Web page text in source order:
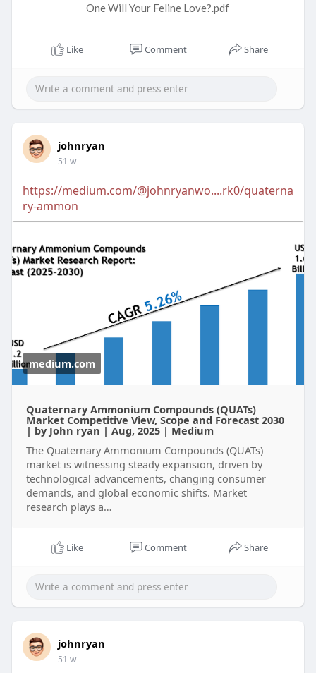
One Will Your Feline Love?.pdf
Like Comment Share
johnryan
51 w
https://medium.com/@johnryanwo....rk0/quaterna
ry-ammon
medium.com
Quaternary Ammonium Compounds (QUATs)
Market Competitive View, Scope and Forecast 2030
| by John ryan | Aug, 2025 | Medium
The Quaternary Ammonium Compounds (QUATs)
market is witnessing steady expansion, driven by
technological advancements, changing consumer
demands, and global economic shifts. Market
research plays a…
Like Comment Share
johnryan
51 w